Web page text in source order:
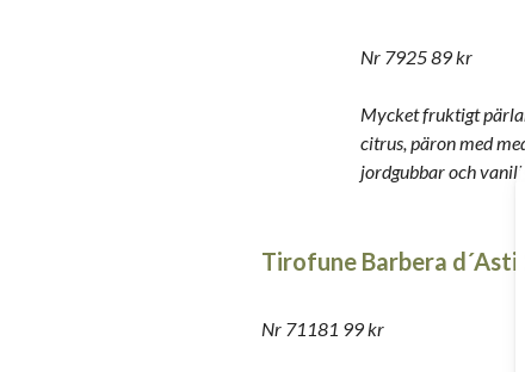
Nr 7925 89 kr
Mycket fruktigt
citrus, päron med
jordgubbar och
Tirofune Barbera d´Asti
Nr 71181 99 kr